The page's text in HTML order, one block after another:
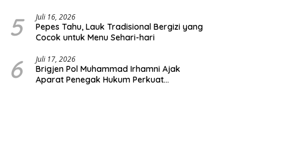
5 Juli 16, 2026
Pepes Tahu, Lauk Tradisional Bergizi yang
Cocok untuk Menu Sehari-hari
6 Juli 17, 2026
Brigjen Pol Muhammad Irhamni Ajak
Aparat Penegak Hukum Perkuat